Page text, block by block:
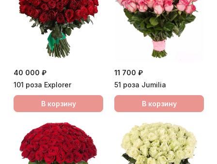
40 000 ₽
101 роза Еxplorer
В корзину
11 700 ₽
51 роза Jumilia
В корзину